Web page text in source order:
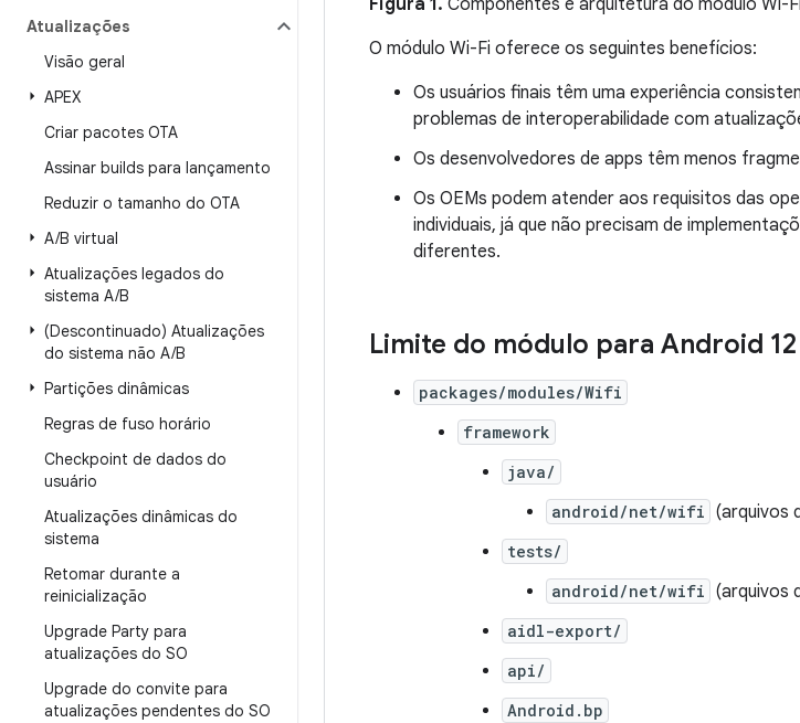
Atualizações
Visão geral
APEX
Criar pacotes OTA
Assinar builds para lançamento
Reduzir o tamanho do OTA
A/B virtual
Atualizações legados do
sistema A/B
(Descontinuado) Atualizações
do sistema não A/B
Partições dinâmicas
Regras de fuso horário
Checkpoint de dados do
usuário
Atualizações dinâmicas do
sistema
Retomar durante a
reinicialização
Upgrade Party para
atualizações do SO
Upgrade do convite para
atualizações pendentes do SO
Figura 1. Componentes e arquitetura do módulo Wi-Fi
O módulo Wi-Fi oferece os seguintes benefícios:
Os usuários finais têm uma experiência
problemas de interoperabilidade com
Os desenvolvedores de apps têm menos
Os OEMs podem atender aos requisitos das
individuais, já que não precisam de
diferentes.
Limite do módulo para Android
packages/modules/Wifi
framework
java/
android/net/wifi (arquivos
tests/
android/net/wifi (arquivos
aidl-export/
api/
Android.bp